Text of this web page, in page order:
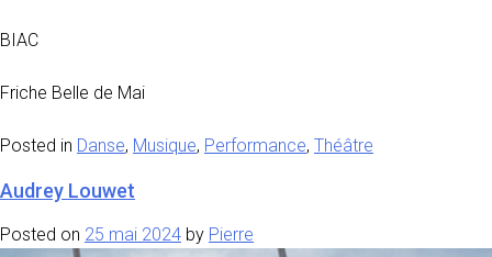
BIAC
Friche Belle de Mai
Posted in Danse, Musique, Performance, Théâtre
Audrey Louwet
Posted on 25 mai 2024 by Pierre